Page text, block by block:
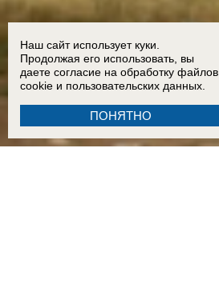
Наш сайт использует куки.
Продолжая его использовать, вы
даете согласие на обработку файлов
cookie и пользовательских данных.
ПОНЯТНО